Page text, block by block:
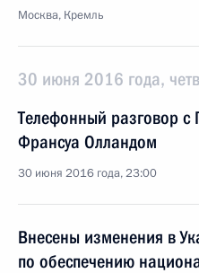
Москва, Кремль
30 июня 2016 года,
Телефонный разговор
Франсуа Олландом
30 июня 2016 года, 23:00
Внесены изменения в
по обеспечению